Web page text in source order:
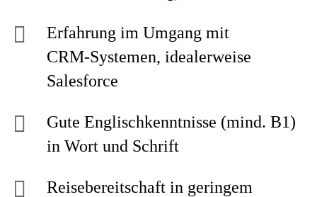
Erfahrung im Umgang mit
CRM‑Systemen, idealerweise
Salesforce
Gute Englischkenntnisse (mind. B1)
in Wort und Schrift
Reisebereitschaft in geringem